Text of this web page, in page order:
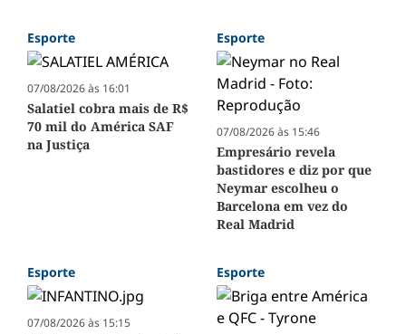
Esporte
07/08/2026 às 16:01
Salatiel cobra mais de R$
70 mil do América SAF
na Justiça
Esporte
07/08/2026 às 15:46
Empresário revela
bastidores e diz por que
Neymar escolheu o
Barcelona em vez do
Real Madrid
Esporte
07/08/2026 às 15:15
Esporte